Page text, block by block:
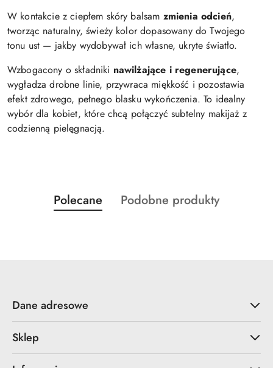
W kontakcie z ciepłem skóry balsam zmienia odcień,
tworząc naturalny, świeży kolor dopasowany do Twojego
tonu ust — jakby wydobywał ich własne, ukryte światło.
Wzbogacony o składniki nawilżające i regenerujące,
wygładza drobne linie, przywraca miękkość i pozostawia
efekt zdrowego, pełnego blasku wykończenia. To idealny
wybór dla kobiet, które chcą połączyć subtelny makijaż z
codzienną pielęgnacją.
Pomiń karuzelę produktów
Produkty
o
Polecane
Produkty
Podobne produkty
Dane adresowe
Sklep